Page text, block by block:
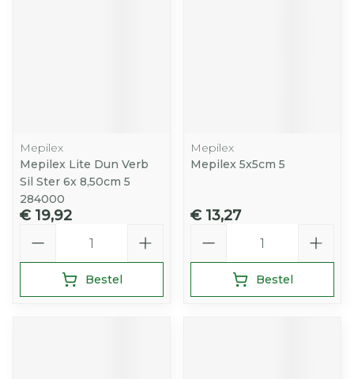
Mepilex
Mepilex Lite Dun Verb
Sil Ster 6x 8,50cm 5
284000
€ 19,92
Bestel
Mepilex
Mepilex 5x5cm 5
€ 13,27
Bestel